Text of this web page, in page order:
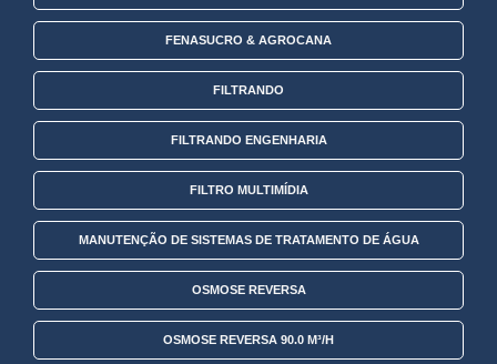
FENASUCRO & AGROCANA
FILTRANDO
FILTRANDO ENGENHARIA
FILTRO MULTIMÍDIA
MANUTENÇÃO DE SISTEMAS DE TRATAMENTO DE ÁGUA
OSMOSE REVERSA
OSMOSE REVERSA 90.0 M³/H